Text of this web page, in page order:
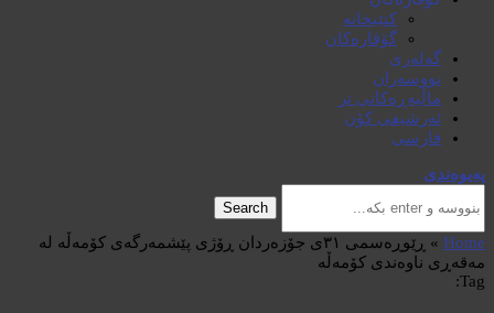
کتێبخانە
گۆڤارەکان
گەلەری
نووسەران
ماڵپەڕەکانی تر
ئەرشیفی کۆن
فارسی
پەیوەندی
Search
Home
»
ڕێوڕەسمی ٣١ی جۆزەردان ڕۆژی پێشمەرگەی کۆمەڵە لە
مەقەڕی ناوەندی کۆمەڵە
Tag: